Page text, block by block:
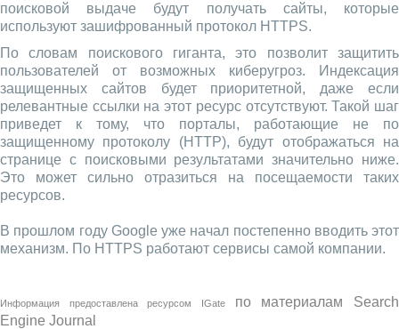
поисковой выдаче будут получать сайты, которые
используют зашифрованный протокол HTTPS.
По словам поискового гиганта, это позволит защитить
пользователей от возможных киберугроз. Индексация
защищенных сайтов будет приоритетной, даже если
релевантные ссылки на этот ресурс отсутствуют. Такой шаг
приведет к тому, что порталы, работающие не по
защищенному протоколу (HTTP), будут отображаться на
странице с поисковыми результатами значительно ниже.
Это может сильно отразиться на посещаемости таких
ресурсов.
В прошлом году Google уже начал постепенно вводить этот
механизм. По HTTPS работают сервисы самой компании.
Информация предоставлена ресурсом IGate по материалам Search
Engine Journal